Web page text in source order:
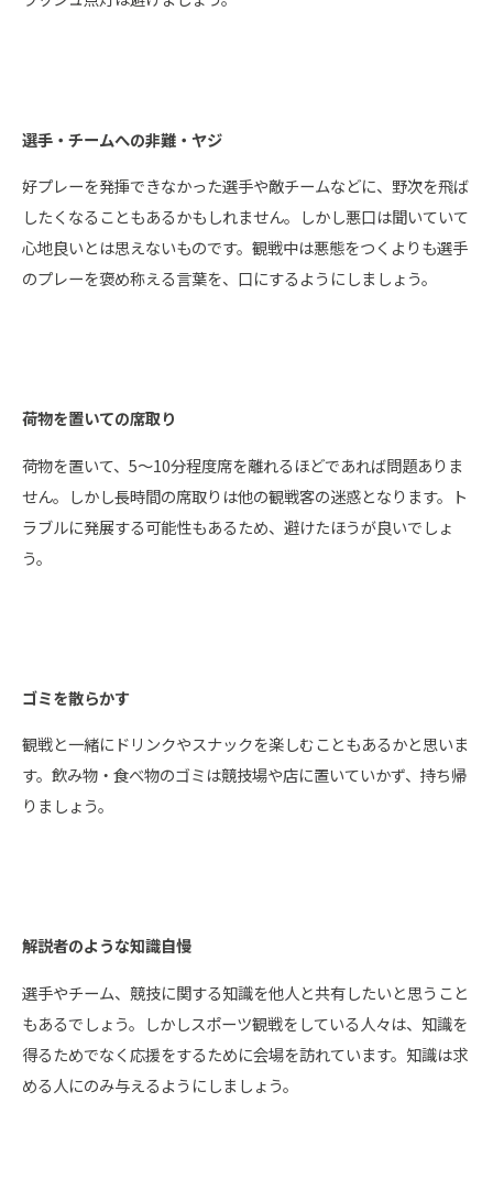
選手・チームへの非難・ヤジ
好プレーを発揮できなかった選手や敵チームなどに、野次を飛ば
したくなることもあるかもしれません。しかし悪口は聞いていて
心地良いとは思えないものです。観戦中は悪態をつくよりも選手
のプレーを褒め称える言葉を、口にするようにしましょう。
荷物を置いての席取り
荷物を置いて、5〜10分程度席を離れるほどであれば問題ありま
せん。しかし長時間の席取りは他の観戦客の迷惑となります。ト
ラブルに発展する可能性もあるため、避けたほうが良いでしょ
う。
ゴミを散らかす
観戦と一緒にドリンクやスナックを楽しむこともあるかと思いま
す。飲み物・食べ物のゴミは競技場や店に置いていかず、持ち帰
りましょう。
解説者のような知識自慢
選手やチーム、競技に関する知識を他人と共有したいと思うこと
もあるでしょう。しかしスポーツ観戦をしている人々は、知識を
得るためでなく応援をするために会場を訪れています。知識は求
める人にのみ与えるようにしましょう。